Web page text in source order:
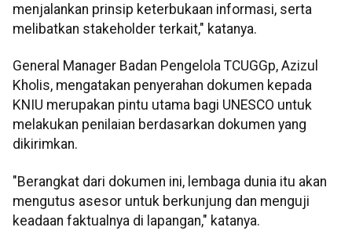
menjalankan prinsip keterbukaan informasi, serta
melibatkan stakeholder terkait," katanya.
General Manager Badan Pengelola TCUGGp, Azizul
Kholis, mengatakan penyerahan dokumen kepada
KNIU merupakan pintu utama bagi UNESCO untuk
melakukan penilaian berdasarkan dokumen yang
dikirimkan.
"Berangkat dari dokumen ini, lembaga dunia itu akan
mengutus asesor untuk berkunjung dan menguji
keadaan faktualnya di lapangan," katanya.